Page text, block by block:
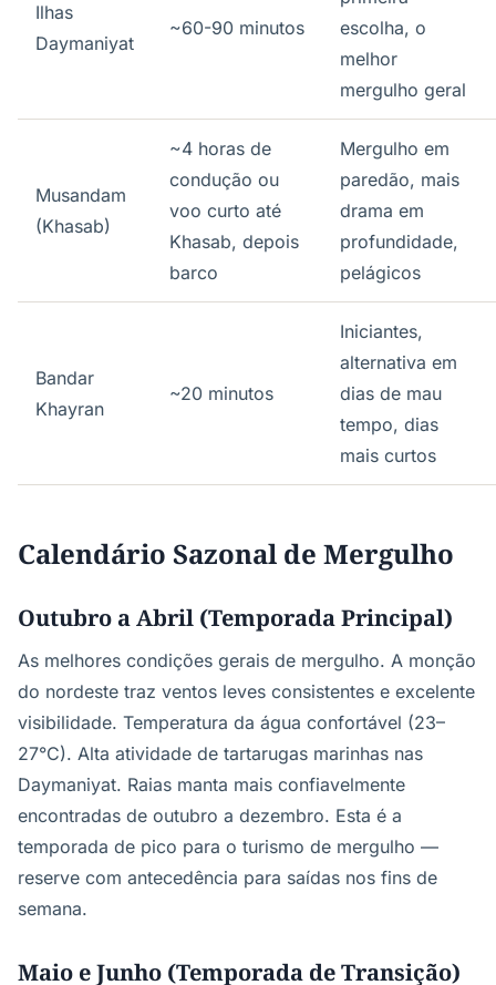
Ilhas
Daymaniyat
~60-90 minutos
escolha, o
melhor
mergulho geral
Musandam
(Khasab)
~4 horas de
condução ou
voo curto até
Khasab, depois
barco
Mergulho em
paredão, mais
drama em
profundidade,
pelágicos
Bandar
Khayran
~20 minutos
Iniciantes,
alternativa em
dias de mau
tempo, dias
mais curtos
Calendário Sazonal de Mergulho
Outubro a Abril (Temporada Principal)
As melhores condições gerais de mergulho. A monção
do nordeste traz ventos leves consistentes e excelente
visibilidade. Temperatura da água confortável (23–
27°C). Alta atividade de tartarugas marinhas nas
Daymaniyat. Raias manta mais confiavelmente
encontradas de outubro a dezembro. Esta é a
temporada de pico para o turismo de mergulho —
reserve com antecedência para saídas nos fins de
semana.
Maio e Junho (Temporada de Transição)